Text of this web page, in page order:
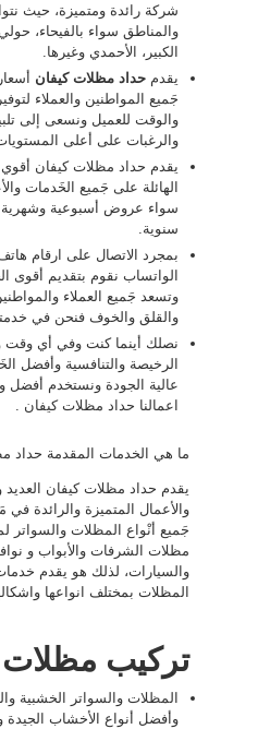
شركة رائدة ومتميزة، حيث
والمناطق سواء بالفيحاء،
الكبير، الأحمدي وغيرها.
يقدم حداد مظلات كيفان
جَميع المواطنين والعملاء
والوقت للعميل ونسعى إلى
والرغبات على أعلى
يقدم حداد مظلات كيفان
الهائلة على جَميع الخَدمات
سواء عروض أسبوعية
سنوية.
بمجرد الاتصال على ارقام
الواتساب نقوم بتقديم
وتسعد جَميع العملاء
والقلق والخوف فنحن في
نصلك أينما كنت وفي أي وقت
الرخيصة والتنافسية وأفضل
عالية الجودة ونستخدم أفضل
اعمالنا حداد مظلات كيفان .
ما هي الخدمات المقدمة حداد
يقدم حداد مظلات كيفان العديد
والأعمال المتميزة والرائدة
جَميع أنْواع المظلات والسواتر
مظلات الشرفات والأبواب و
والسيارات، لذلك هو يقدم
المظلات بمختلف انواعها
تركيب
المظلات والسواتر الخشبية
وأفضل أنواع الأخشاب الجيدة